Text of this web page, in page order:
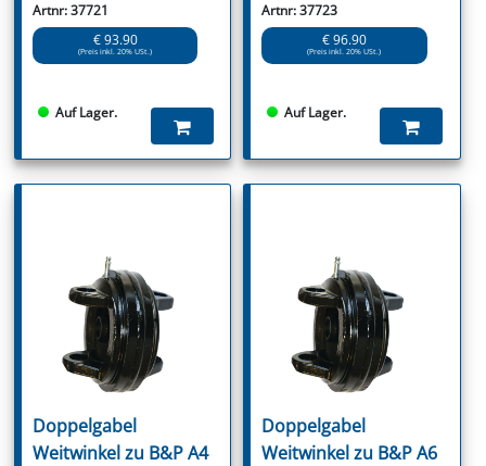
Artnr: 37721
€ 93.90
(Preis inkl. 20% USt.)
Auf Lager.
Artnr: 37723
€ 96.90
(Preis inkl. 20% USt.)
Auf Lager.
Doppelgabel
Weitwinkel zu B&P A4
Doppelgabel
Weitwinkel zu B&P A6